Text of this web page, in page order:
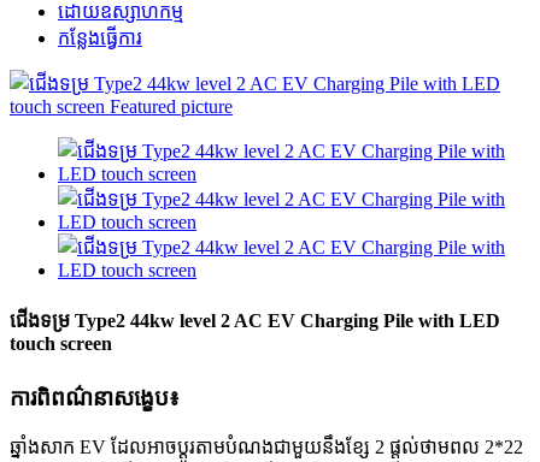
ដោយឧស្សាហកម្ម
កន្លែងធ្វើការ
ជើងទម្រ Type2 44kw level 2 AC EV Charging Pile with LED
touch screen
ការពិពណ៌នាសង្ខេប៖
ឆ្នាំងសាក EV ដែលអាចប្ដូរតាមបំណងជាមួយនឹងខ្សែ 2 ផ្តល់ថាមពល 2*22